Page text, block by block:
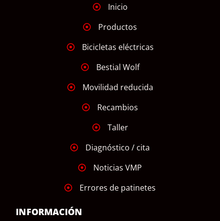
Inicio
Productos
Bicicletas eléctricas
Bestial Wolf
Movilidad reducida
Recambios
Taller
Diagnóstico / cita
Noticias VMP
Errores de patinetes
INFORMACIÓN